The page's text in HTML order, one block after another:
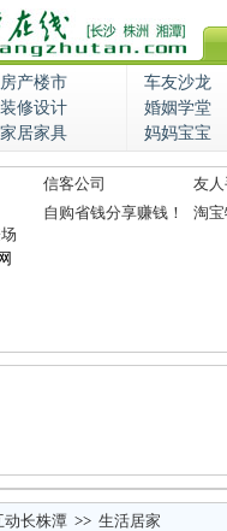
房产楼市 车友沙龙
装修设计 婚姻学堂
家居家具 妈妈宝宝
信客公司 友人
自购省钱分享赚钱！
淘宝
动长株潭 >> 生活居家